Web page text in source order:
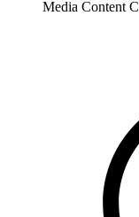
Media Content